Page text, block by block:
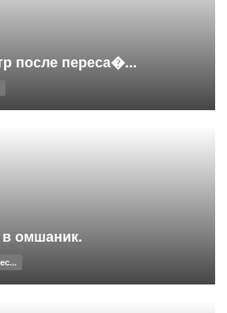
после переса�...
омшаник.